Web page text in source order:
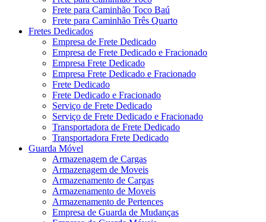
Frete para Caminhão Toco Baú
Frete para Caminhão Três Quarto
Fretes Dedicados
Empresa de Frete Dedicado
Empresa de Frete Dedicado e Fracionado
Empresa Frete Dedicado
Empresa Frete Dedicado e Fracionado
Frete Dedicado
Frete Dedicado e Fracionado
Serviço de Frete Dedicado
Serviço de Frete Dedicado e Fracionado
Transportadora de Frete Dedicado
Transportadora Frete Dedicado
Guarda Móvel
Armazenagem de Cargas
Armazenagem de Moveis
Armazenamento de Cargas
Armazenamento de Moveis
Armazenamento de Pertences
Empresa de Guarda de Mudanças